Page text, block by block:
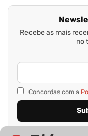
Recebe as mais
no
Concordas com a